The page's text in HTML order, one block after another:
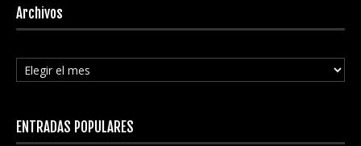
Archivos
Archivos
ENTRADAS POPULARES